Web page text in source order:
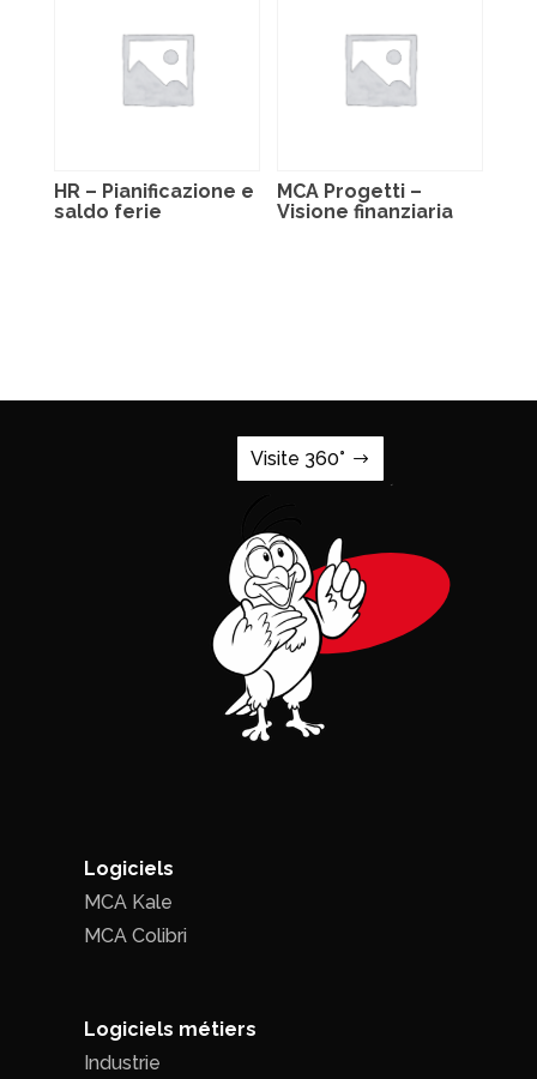
HR – Pianificazione e
saldo ferie
MCA Progetti –
Visione finanziaria
Visite 360°
Logiciels
MCA Kale
MCA Colibri
Logiciels métiers
Industrie